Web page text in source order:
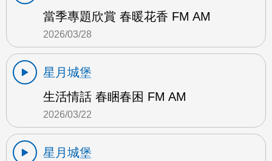
當季專題欣賞 春暖花香 FM AM
2026/03/28
星月城堡
生活情話 春睏春困 FM AM
2026/03/22
星月城堡